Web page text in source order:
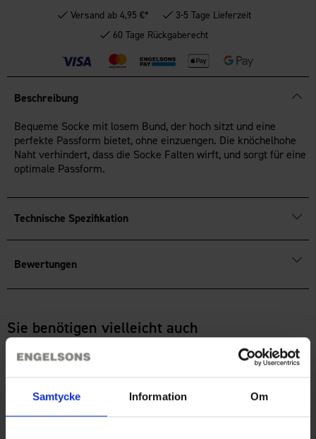
Samtycke Information Om
Versand ab 4,95 €*
3-5 Tage Lieferzeit
60 Tage Rückgaberecht
Beschreibung
Bequeme Socke mit losem Bund, der hoch sitzt und eine
perfekte Passform bietet, ohne einzuengen. Die knöchelhohe
Naht verhindert, dass die Socke Falten wirft, und sorgt für eine
optimale Passform.
Technische Spezifikation
Bewertungen
Sie benötigen vielleicht auch